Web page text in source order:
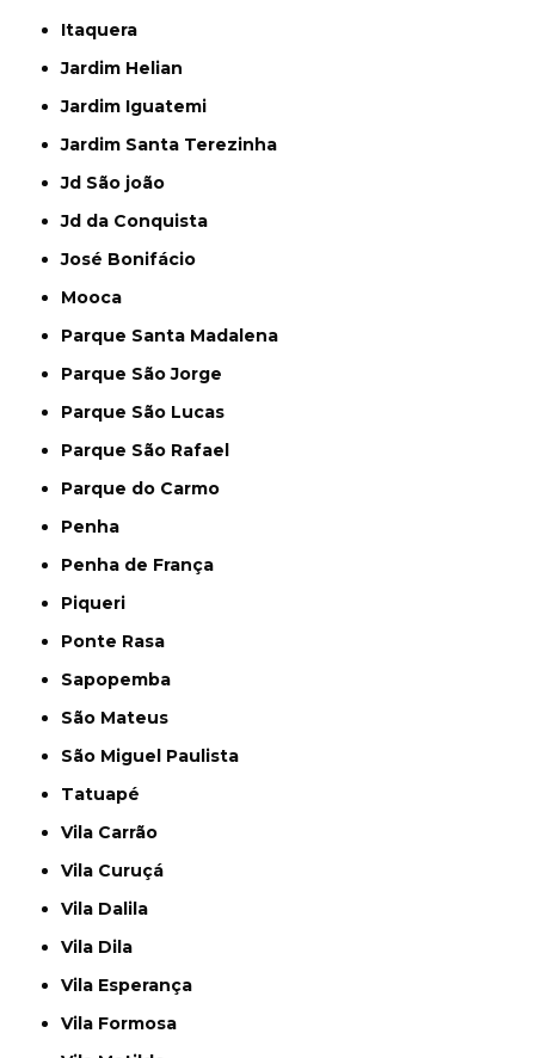
Itaquera
Jardim Helian
Jardim Iguatemi
Jardim Santa Terezinha
Jd São joão
Jd da Conquista
José Bonifácio
Mooca
Parque Santa Madalena
Parque São Jorge
Parque São Lucas
Parque São Rafael
Parque do Carmo
Penha
Penha de França
Piqueri
Ponte Rasa
Sapopemba
São Mateus
São Miguel Paulista
Tatuapé
Vila Carrão
Vila Curuçá
Vila Dalila
Vila Dila
Vila Esperança
Vila Formosa